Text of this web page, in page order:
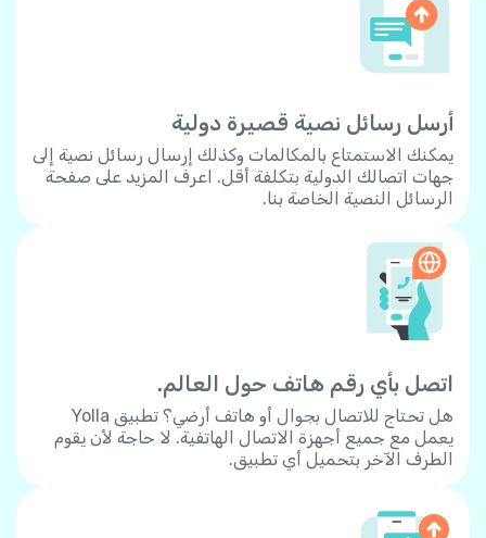
أرسل رسائل نصية قصيرة دولية
يمكنك الاستمتاع بالمكالمات وكذلك إرسال رسائل نصية إلى
جهات اتصالك الدولية بتكلفة أقل. اعرف المزيد على صفحة
الرسائل النصية الخاصة بنا.
اتصل بأي رقم هاتف حول العالم.
هل تحتاج للاتصال بجوال أو هاتف أرضي؟ تطبيق Yolla
يعمل مع جميع أجهزة الاتصال الهاتفية. لا حاجة لأن يقوم
الطرف الآخر بتحميل أي تطبيق.